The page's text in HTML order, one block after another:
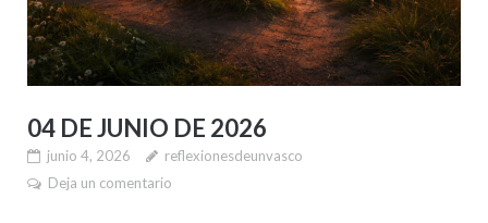
04 DE JUNIO DE 2026
junio 4, 2026
reflexionesdeunvasco
Deja un comentario